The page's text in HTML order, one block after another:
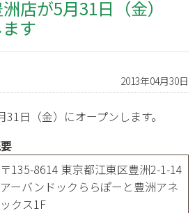
店が5月31日（金）
す
2013年04月30日
日（金）にオープンします。
〒135-8614 東京都江東区豊洲2-1-14
アーバンドックららぽーと豊洲アネ
ックス1F